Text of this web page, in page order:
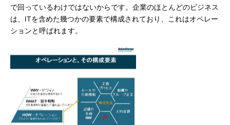
で回っているわけではないからです。企業のほとんどのビジネス
は、ITを含めた幾つかの要素で構成されており、これはオペレー
ションと呼ばれます。